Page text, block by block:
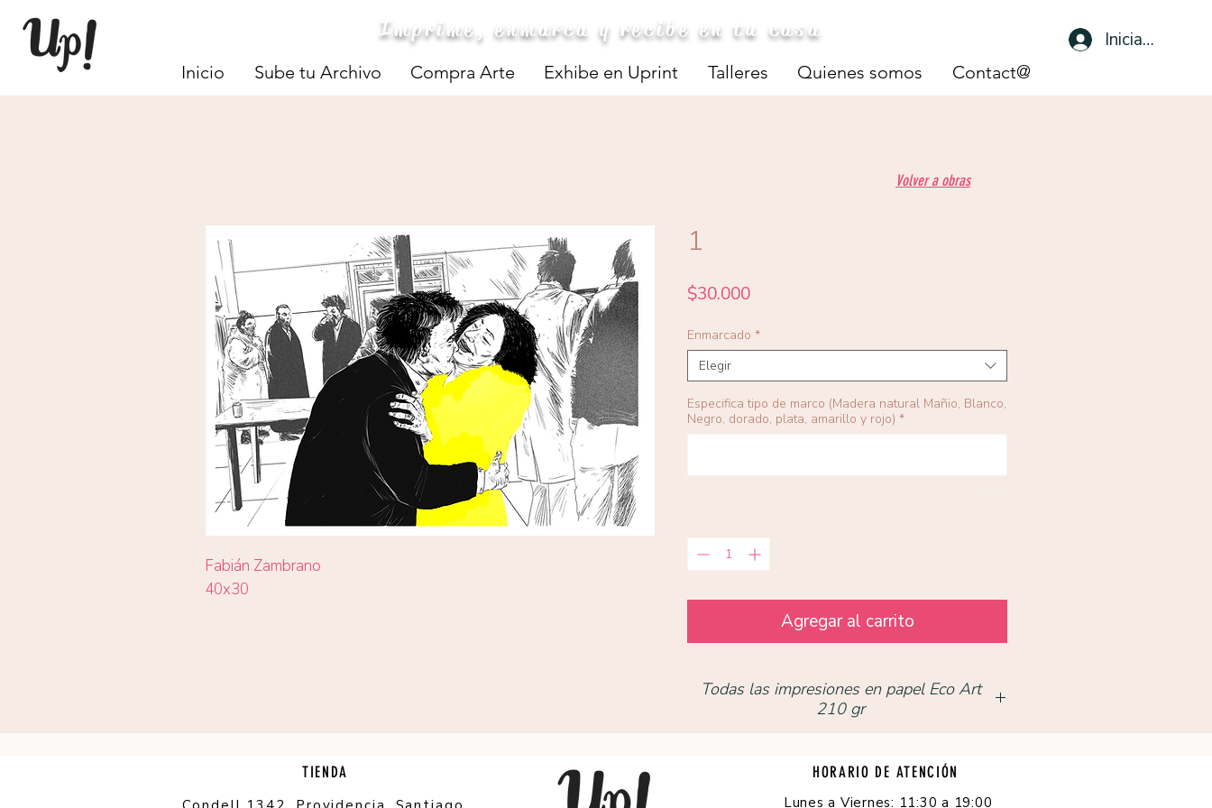
Iniciar sesión
Imprime, enmarca y recibe en tu casa
Inicio Sube tu Archivo Compra Arte Exhibe en Uprint Talleres Quienes somos Contact@
Fabián Zambrano
40x30
1
$30.000Precio
Enmarcado *
Elegir
Especifica tipo de marco (Madera natural Mañio, Blanco,
Negro, dorado, plata, amarillo y rojo) *
Agregar al carrito
Todas las impresiones en papel Eco Art
210 gr
Volver a obras
TIENDA
HORARIO DE ATENCIÓN
Lunes a Viernes: 11:30 a 19:00